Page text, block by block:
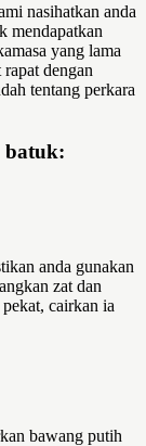
nasihatkan anda
mendapatkan
yang lama
dengan
tentang perkara
batuk:
anda gunakan
zat dan
cairkan ia
bawang putih